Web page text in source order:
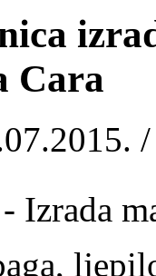
Cara
Izrada